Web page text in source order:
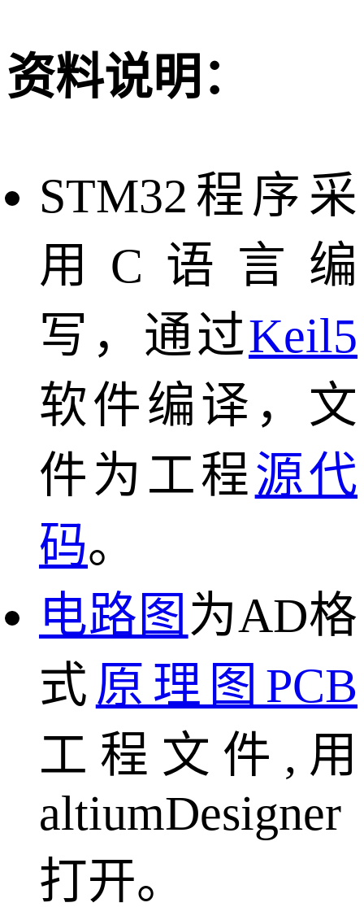
资料说明：
STM32程序采
用C语言编
写，通过Keil5
软件编译，文
件为工程源代
码。
电路图 为AD格
式 原理图 PCB
工程文件,用
altiumDesigner
打开。